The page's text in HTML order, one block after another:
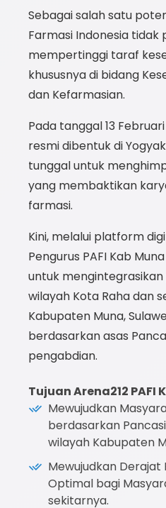
Sebagai salah satu
Farmasi Indonesia
mempertinggi taraf
khususnya di bidang
dan Kefarmasian.
Pada tanggal 13
resmi dibentuk di
tunggal untuk
yang membaktikan
farmasi.
Kini, melalui platform
Pengurus PAFI Kab
untuk
wilayah Kota Raha dan
Kabupaten Muna,
berdasarkan asas
pengabdian.
Tujuan Arena212 PAFI
Mewujudkan
berdasarkan
wilayah Kabupaten
Mewujudkan
Optimal bagi
sekitarnya.